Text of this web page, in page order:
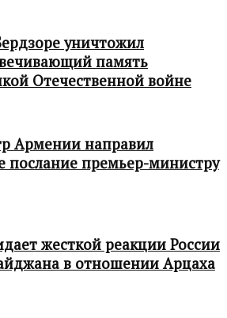
уничтожил
память
Отечественной войне
Армении направил
послание премьер-министру
жесткой реакции России
в отношении Арцаха